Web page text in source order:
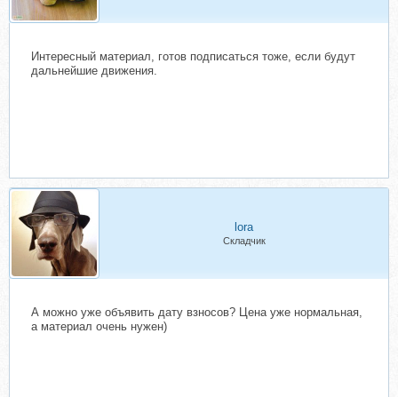
Интересный материал, готов подписаться тоже, если будут
дальнейшие движения.
lora
Складчик
А можно уже объявить дату взносов? Цена уже нормальная,
а материал очень нужен)